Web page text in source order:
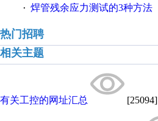
· 焊管残余应力测试的3种方法
热门招聘
相关主题
有关工控的网址汇总 [25094]